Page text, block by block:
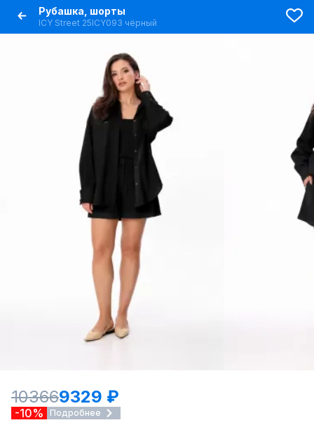
Рубашка, шорты
ICY Street 25ICY093 чёрный
103669329 ₽
-10% Подробнее